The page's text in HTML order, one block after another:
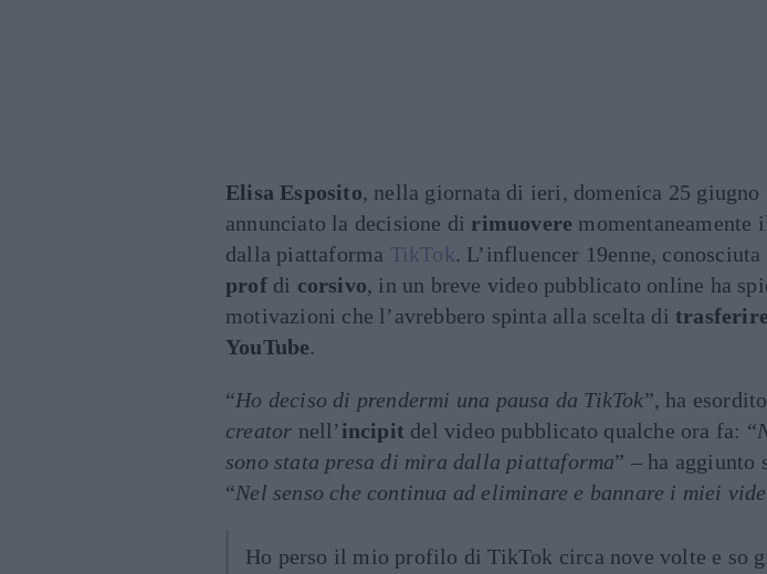
Elisa Esposito, nella giornata di ieri, domenica 25 giugno
annunciato la decisione di rimuovere
dalla piattaforma TikTok. L’influencer 19enne,
profdi corsivo, in un breve video pubblicato online ha
motivazioni che l’avrebbero spinta alla scelta ditrasferire
YouTube.
“Ho deciso di prendermi una pausa da TikTok”, ha
creator nell’incipit del video pubblicato qualche ora fa: “
sono stata presa di mira dalla piattaforma” – ha aggiunto
“Nel senso che continua ad eliminare e bannare i miei
Ho perso il mio profilo di TikTok circa nove volte e so